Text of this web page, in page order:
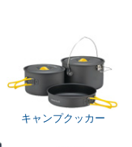
キャンプクッカー